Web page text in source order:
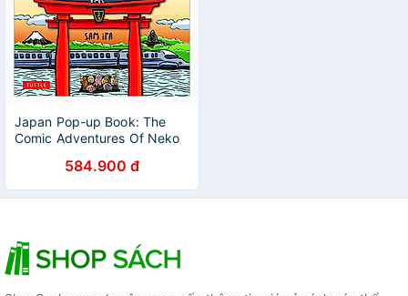
Japan Pop-up Book: The
Comic Adventures Of Neko
Famous Sights From Kyoto
To Kamakura)
584.900 đ